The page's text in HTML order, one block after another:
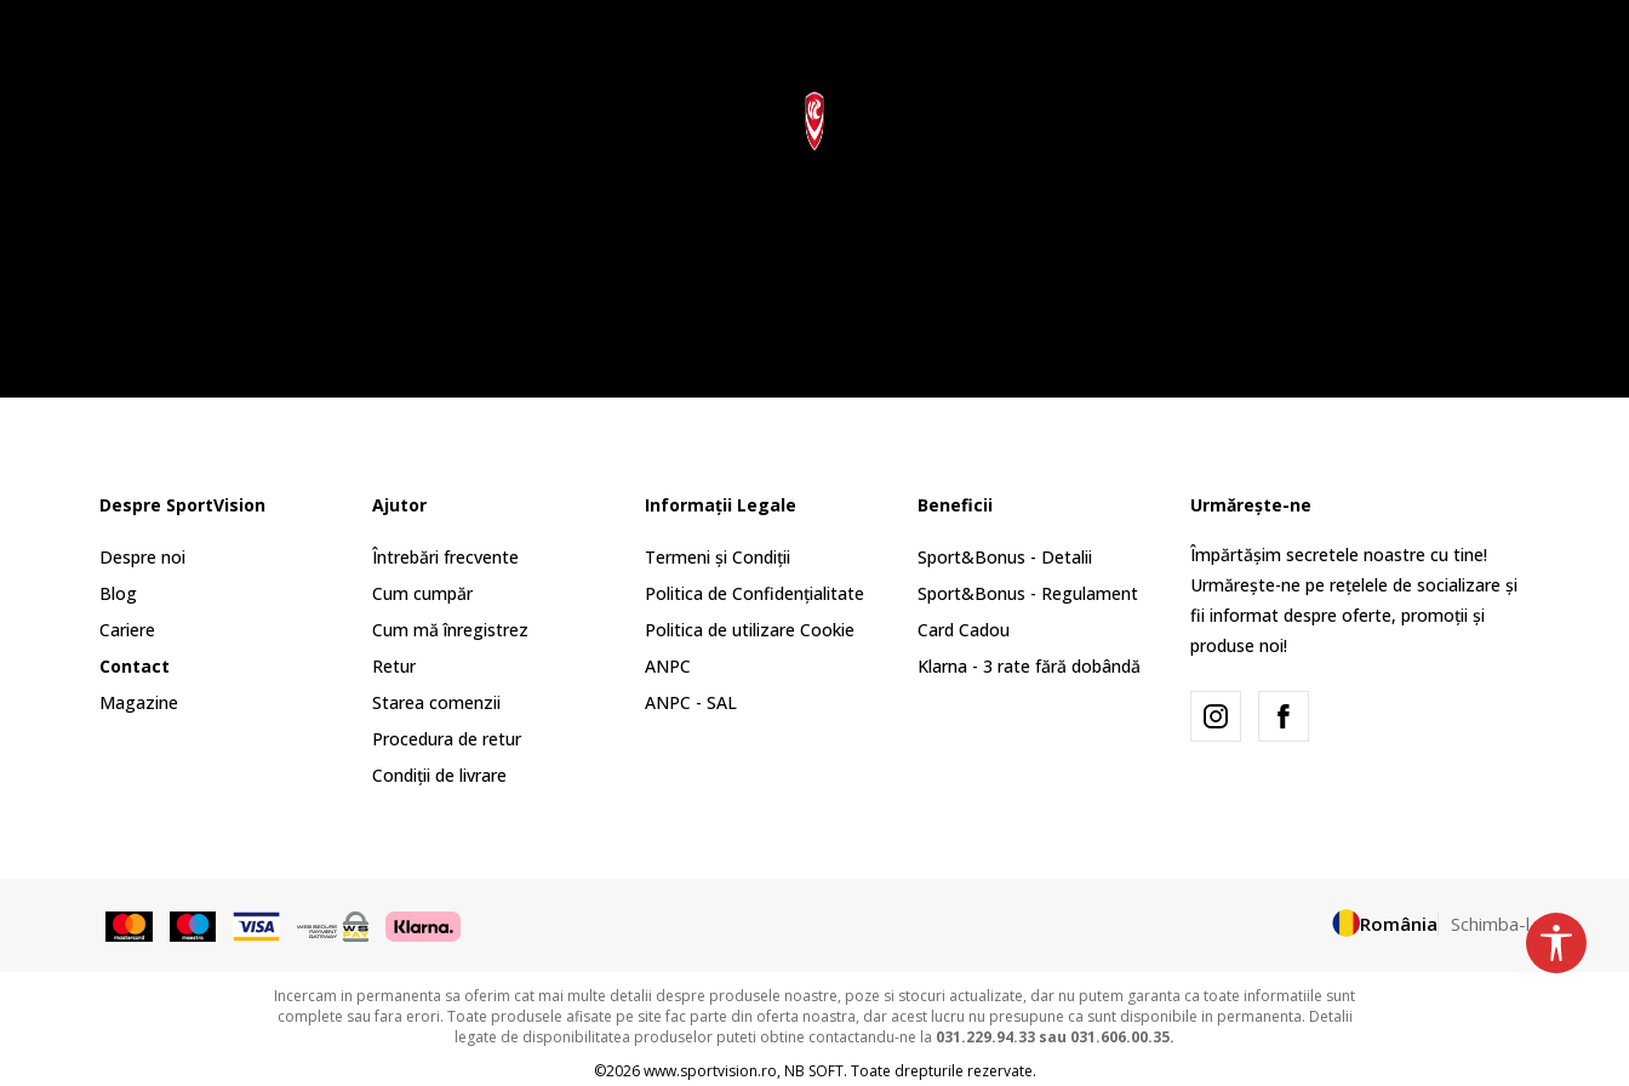
Despre SportVision
Despre noi
Blog
Cariere
Contact
Magazine
Ajutor
Întrebări frecvente
Cum cumpăr
Cum mă înregistrez
Retur
Starea comenzii
Procedura de retur
Condiții de livrare
Informații Legale
Termeni și Condiții
Politica de Confidențialitate
Politica de utilizare Cookie
ANPC
ANPC - SAL
Beneficii
Sport&Bonus - Detalii
Sport&Bonus - Regulament
Card Cadou
Klarna - 3 rate fără dobândă
Urmărește-ne
Împărtășim secretele noastre cu tine!
Urmărește-ne pe rețelele de socializare și
fii informat despre oferte, promoții și
produse noi!
România Schimba-l
Incercam in permanenta sa oferim cat mai multe detalii despre produsele noastre, poze si stocuri actualizate, dar nu putem garanta ca toate informatiile sunt
complete sau fara erori. Toate produsele afisate pe site fac parte din oferta noastra, dar acest lucru nu presupune ca sunt disponibile in permanenta. Detalii
legate de disponibilitatea produselor puteti obtine contactandu-ne la 031.229.94.33 sau 031.606.00.35.
©2026www.sportvision.ro,NB SOFT. Toate drepturile rezervate.